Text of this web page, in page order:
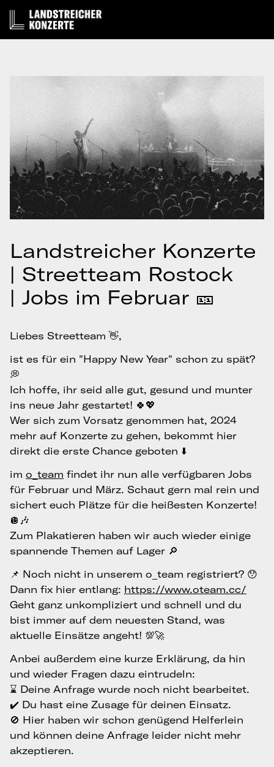
Landstreicher Konzerte
| Streetteam Rostock
| Jobs im Februar 🎫
Liebes Streetteam 👋,
ist es für ein "Happy New Year" schon zu spät?
💭
Ich hoffe, ihr seid alle gut, gesund und munter
ins neue Jahr gestartet! 🍀💖
Wer sich zum Vorsatz genommen hat, 2024
mehr auf Konzerte zu gehen, bekommt hier
direkt die erste Chance geboten ⬇️
im o_team findet ihr nun alle verfügbaren Jobs
für Februar und März. Schaut gern mal rein und
sichert euch Plätze für die heißesten Konzerte!
🪩🎶
Zum Plakatieren haben wir auch wieder einige
spannende Themen auf Lager 🔎
📌 Noch nicht in unserem o_team registriert? 😯
Dann fix hier entlang: https://www.oteam.cc/
Geht ganz unkompliziert und schnell und du
bist immer auf dem neuesten Stand, was
aktuelle Einsätze angeht! 💯🚀
Anbei außerdem eine kurze Erklärung, da hin
und wieder Fragen dazu eintrudeln:
⌛️ Deine Anfrage wurde noch nicht bearbeitet.
✔️ Du hast eine Zusage für deinen Einsatz.
🚫 Hier haben wir schon genügend Helferlein
und können deine Anfrage leider nicht mehr
akzeptieren.